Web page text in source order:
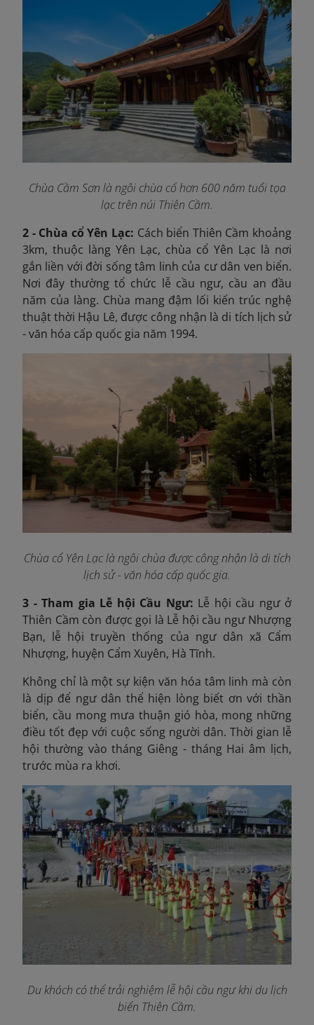
Chùa Cầm Sơn là ngôi chùa cổ hơn 600 năm tuổi tọa
lạc trên núi Thiên Cầm.
2 - Chùa cổ Yên Lạc: Cách biển Thiên Cầm khoảng
3km, thuộc làng Yên Lạc, chùa cổ Yên Lạc là nơi
gắn liền với đời sống tâm linh của cư dân ven biển.
Nơi đây thường tổ chức lễ cầu ngư, cầu an đầu
năm của làng. Chùa mang đậm lối kiến trúc nghệ
thuật thời Hậu Lê, được công nhận là di tích lịch sử
- văn hóa cấp quốc gia năm 1994.
Chùa cổ Yên Lạc là ngôi chùa được công nhận là di tích
lịch sử - văn hóa cấp quốc gia.
3 - Tham gia Lễ hội Cầu Ngư: Lễ hội cầu ngư ở
Thiên Cầm còn được gọi là Lễ hội cầu ngư Nhượng
Bạn, lễ hội truyền thống của ngư dân xã Cẩm
Nhượng, huyện Cẩm Xuyên, Hà Tĩnh.
Không chỉ là một sự kiện văn hóa tâm linh mà còn
là dịp để ngư dân thể hiện lòng biết ơn với thần
biển, cầu mong mưa thuận gió hòa, mong những
điều tốt đẹp với cuộc sống người dân. Thời gian lễ
hội thường vào tháng Giêng - tháng Hai âm lịch,
trước mùa ra khơi.
Du khách có thể trải nghiệm lễ hội cầu ngư khi du lịch
biển Thiên Cầm.